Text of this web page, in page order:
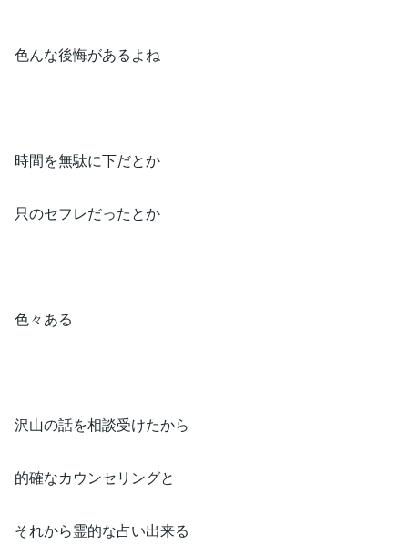
色んな後悔があるよね
時間を無駄に下だとか
只のセフレだったとか
色々ある
沢山の話を相談受けたから
的確なカウンセリングと
それから霊的な占い出来る